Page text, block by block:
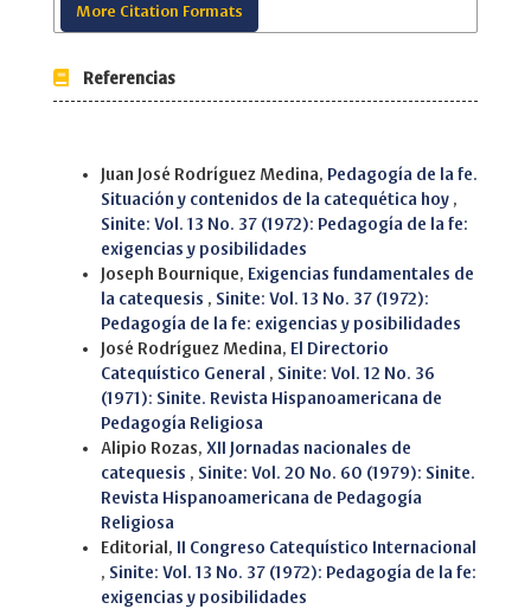
More Citation Formats
Referencias
Juan José Rodríguez Medina, Pedagogía de la fe.
Situación y contenidos de la catequética hoy ,
Sinite: Vol. 13 No. 37 (1972): Pedagogía de la fe:
exigencias y posibilidades
Joseph Bournique, Exigencias fundamentales de
la catequesis , Sinite: Vol. 13 No. 37 (1972):
Pedagogía de la fe: exigencias y posibilidades
José Rodríguez Medina, El Directorio
Catequístico General , Sinite: Vol. 12 No. 36
(1971): Sinite. Revista Hispanoamericana de
Pedagogía Religiosa
Alipio Rozas, XII Jornadas nacionales de
catequesis , Sinite: Vol. 20 No. 60 (1979): Sinite.
Revista Hispanoamericana de Pedagogía
Religiosa
Editorial,
II Congreso Catequístico Internacional
, Sinite: Vol. 13 No. 37 (1972): Pedagogía de la fe:
exigencias y posibilidades